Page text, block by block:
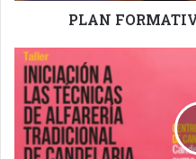
PLAN
ALFARERÍA
TRADICIONAL
CANDELARIA.